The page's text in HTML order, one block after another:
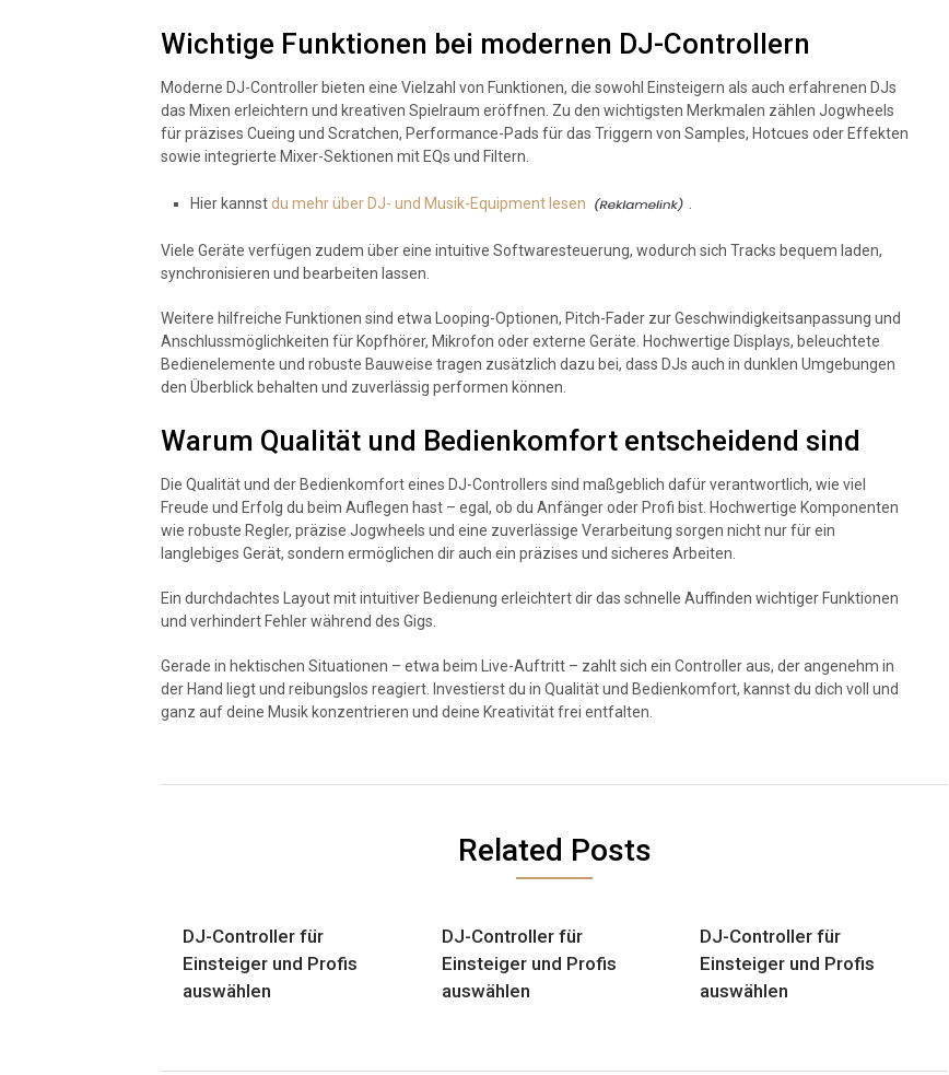
Wichtige Funktionen bei modernen DJ-Controllern
Moderne DJ-Controller bieten eine Vielzahl von Funktionen, die sowohl Einsteigern als auch erfahrenen DJs
das Mixen erleichtern und kreativen Spielraum eröffnen. Zu den wichtigsten Merkmalen zählen Jogwheels
für präzises Cueing und Scratchen, Performance-Pads für das Triggern von Samples, Hotcues oder Effekten
sowie integrierte Mixer-Sektionen mit EQs und Filtern.
Hier kannstdu mehr über DJ- und Musik-Equipment lesen
Viele Geräte verfügen zudem über eine intuitive Softwaresteuerung, wodurch sich Tracks bequem laden,
synchronisieren und bearbeiten lassen.
Weitere hilfreiche Funktionen sind etwa Looping-Optionen, Pitch-Fader zur Geschwindigkeitsanpassung und
Anschlussmöglichkeiten für Kopfhörer, Mikrofon oder externe Geräte. Hochwertige Displays, beleuchtete
Bedienelemente und robuste Bauweise tragen zusätzlich dazu bei, dass DJs auch in dunklen Umgebungen
den Überblick behalten und zuverlässig performen können.
Warum Qualität und Bedienkomfort entscheidend sind
Die Qualität und der Bedienkomfort eines DJ-Controllers sind maßgeblich dafür verantwortlich, wie viel
Freude und Erfolg du beim Auflegen hast – egal, ob du Anfänger oder Profi bist. Hochwertige Komponenten
wie robuste Regler, präzise Jogwheels und eine zuverlässige Verarbeitung sorgen nicht nur für ein
langlebiges Gerät, sondern ermöglichen dir auch ein präzises und sicheres Arbeiten.
Ein durchdachtes Layout mit intuitiver Bedienung erleichtert dir das schnelle Auffinden wichtiger Funktionen
und verhindert Fehler während des Gigs.
Gerade in hektischen Situationen – etwa beim Live-Auftritt – zahlt sich ein Controller aus, der angenehm in
der Hand liegt und reibungslos reagiert. Investierst du in Qualität und Bedienkomfort, kannst du dich voll und
ganz auf deine Musik konzentrieren und deine Kreativität frei entfalten.
Related Posts
DJ-Controller für
Einsteiger und Profis
auswählen
DJ-Controller für
Einsteiger und Profis
auswählen
DJ-Controller für
Einsteiger und Profis
auswählen